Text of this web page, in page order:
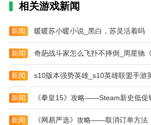
相关游戏新闻
新闻 暖暖苏小暖小说_黑白，苏灵活着吗
新闻
新闻 s10版本强势英雄_s10英雄联盟手游
新闻 《拳皇15》攻略——Steam新史低促
新闻 《网易严选》攻略——取消订单方法